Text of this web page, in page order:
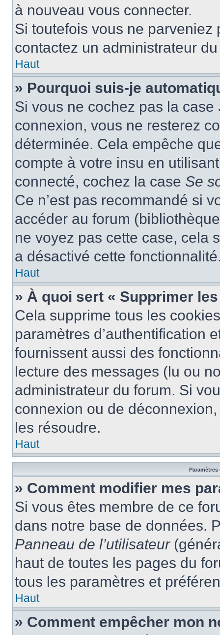
à nouveau vous connecter.
Si toutefois vous ne
contactez un administrateur
Haut
» Pourquoi suis-je
Si vous ne cochez pas la case
connexion, vous ne resterez
déterminée. Cela empêche
compte à votre insu en
connecté, cochez la case Se
Ce n’est pas recommandé si
accéder au forum
ne voyez pas cette case, cela
a désactivé cette
Haut
» À quoi sert « Supprimer
Cela supprime tous les
paramètres d’authentification
fournissent aussi des
lecture des messages (lu ou
administrateur du forum. Si
connexion ou de
les résoudre.
Haut
Paramètres
» Comment modifier mes
Si vous êtes membre de ce
dans notre base de données.
Panneau de l’utilisateur
haut de toutes les pages du
tous les paramètres et
Haut
» Comment empêcher mon